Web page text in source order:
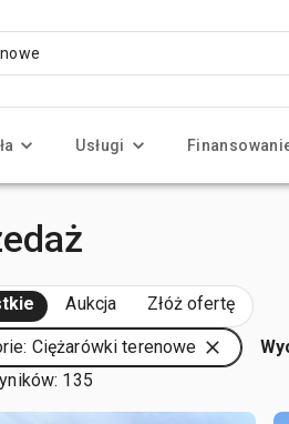
Usługi
Aukcja Złóż ofertę
Ciężarówki terenowe
135